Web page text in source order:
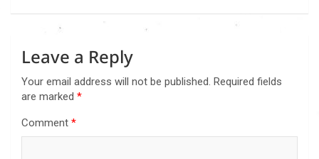
Leave a Reply
Your email address will not be published. Required fields
are marked *
Comment *